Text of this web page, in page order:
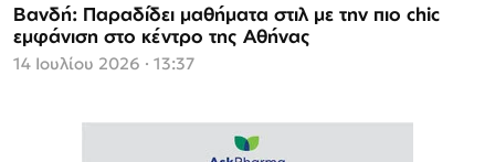
Βανδή: Παραδίδει μαθήματα στιλ με την πιο chic
εμφάνιση στο κέντρο της Αθήνας
14 Ιουλίου 2026 · 13:37